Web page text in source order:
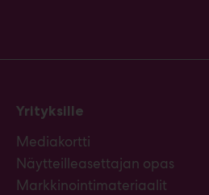
Yrityksille
Mediakortti
Näytteilleasettajan opas
Markkinointimateriaalit